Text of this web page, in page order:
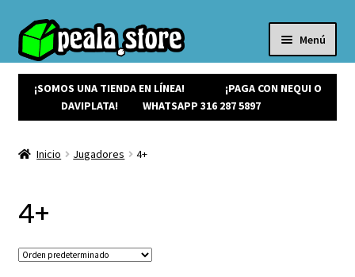
Menú
Productos
¡Ofertas!
¡NUEVOS!
Contacto
¡SOMOS UNA TIENDA EN LÍNEA!
¡PAGA CON NEQUI O
DAVIPLATA!
WHATSAPP 316 287 5897
Inicio Jugadores 4+
4+